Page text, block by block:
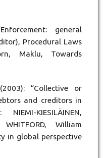
general
Procedural Laws
Maklu, Towards
(2003): “Collective or
and creditors in
KIESILÄINEN,
William
in global perspective